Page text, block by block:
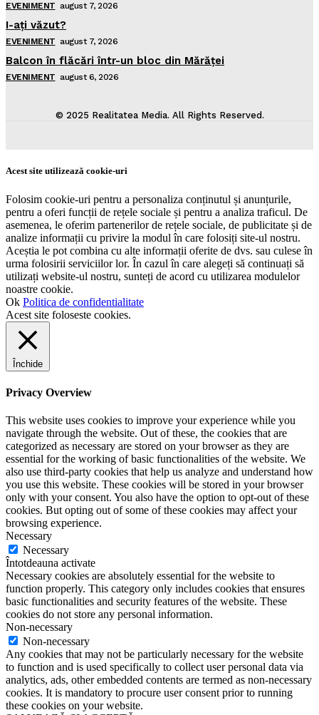
EVENIMENT august 7, 2026
I-aţi văzut?
EVENIMENT august 7, 2026
Balcon în flăcări într-un bloc din Mărăţei
EVENIMENT august 6, 2026
© 2025 Realitatea Media. All Rights Reserved.
Acest site utilizează cookie-uri
Folosim cookie-uri pentru a personaliza conținutul și anunțurile,
pentru a oferi funcții de rețele sociale și pentru a analiza traficul. De
asemenea, le oferim partenerilor de rețele sociale, de publicitate și de
analize informații cu privire la modul în care folosiți site-ul nostru.
Aceștia le pot combina cu alte informații oferite de dvs. sau culese în
urma folosirii serviciilor lor. În cazul în care alegeți să continuați să
utilizați website-ul nostru, sunteți de acord cu utilizarea modulelor
noastre cookie.
Ok Politica de confidentialitate
Acest site foloseste cookies.
Închide
Privacy Overview
This website uses cookies to improve your experience while you
navigate through the website. Out of these, the cookies that are
categorized as necessary are stored on your browser as they are
essential for the working of basic functionalities of the website. We
also use third-party cookies that help us analyze and understand how
you use this website. These cookies will be stored in your browser
only with your consent. You also have the option to opt-out of these
cookies. But opting out of some of these cookies may affect your
browsing experience.
Necessary
Necessary
Întotdeauna activate
Necessary cookies are absolutely essential for the website to
function properly. This category only includes cookies that ensures
basic functionalities and security features of the website. These
cookies do not store any personal information.
Non-necessary
Non-necessary
Any cookies that may not be particularly necessary for the website
to function and is used specifically to collect user personal data via
analytics, ads, other embedded contents are termed as non-necessary
cookies. It is mandatory to procure user consent prior to running
these cookies on your website.